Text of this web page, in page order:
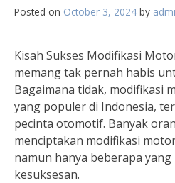
Posted on October 3, 2024 by
Kisah Sukses Modifikasi
memang tak pernah habis
Bagaimana tidak, modifikasi
yang populer di Indonesia,
pecinta otomotif. Banyak
menciptakan modifikasi
namun hanya beberapa
kesuksesan.